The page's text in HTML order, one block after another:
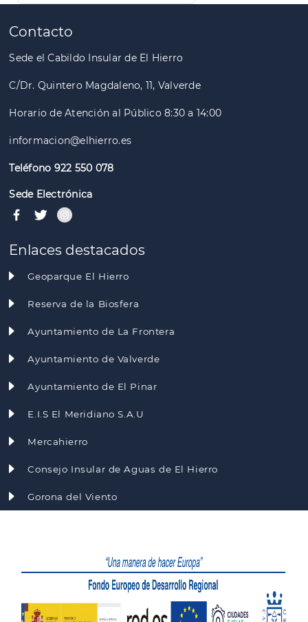
Paginación
Contacto
Sede el Cabildo Insular de El Hierro
C/Dr. Quintero Magdaleno, 11, Valverde
Horario de Atención al Público 8:30 a 14:00
informacion@elhierro.es
Teléfono 922 550 078
Sede Electrónica
Enlaces destacados
Geoparque El Hierro
Reserva de la Biosfera
Ayuntamiento de La Frontera
Ayuntamiento de Valverde
Ayuntamiento de El Pinar
E.I.S El Meridiano S.A.U
Mercahierro
Consejo Insular de Aguas de El Hierro
Gorona del Viento